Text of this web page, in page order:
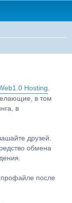
Hosting.
в том
в
друзей.
обмена
после